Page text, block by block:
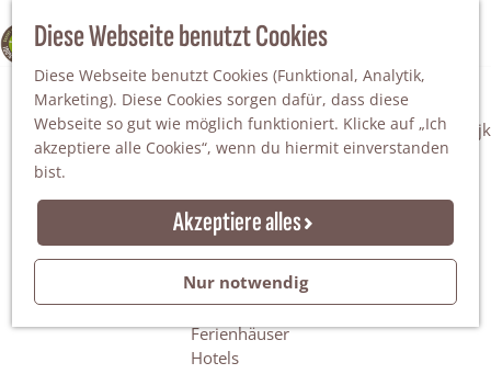
Diese Webseite benutzt Cookies
Diese Webseite benutzt Cookies (Funktional, Analytik,
Marketing). Diese Cookies sorgen dafür, dass diese
Webseite so gut wie möglich funktioniert. Klicke auf „Ich
akzeptiere alle Cookies“, wenn du hiermit einverstanden
bist.
Akzeptiere alles
Nur notwendig
100% WINTERSWIJK
S
u
c
h
e
n
M
e
n
ü
Da staunt man!
Freiheitsbäume
Natur
Naturgebiete
Nationaler Landschaftspark Winterswijk
Der Steingrube
Gärten & Parks
Übernachten
Campingplätze & Ferienparks
Gruppenunterkünfte
Bed & Breakfasts
Ferienhäuser
Hotels